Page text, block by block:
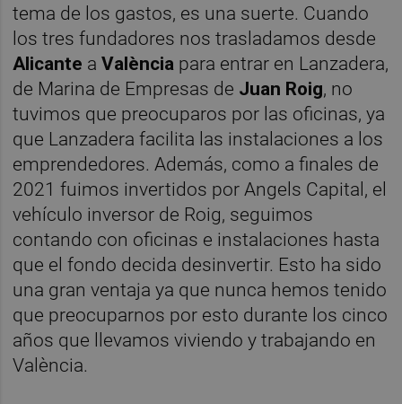
tema de los gastos, es una suerte. Cuando
los tres fundadores nos trasladamos desde
Alicante aValència para entrar en Lanzadera,
de Marina de Empresas de Juan Roig, no
tuvimos que preocuparos por las oficinas, ya
que Lanzadera facilita las instalaciones a los
emprendedores. Además, como a finales de
2021 fuimos invertidos por Angels Capital, el
vehículo inversor de Roig, seguimos
contando con oficinas e instalaciones hasta
que el fondo decida desinvertir. Esto ha sido
una gran ventaja ya que nunca hemos tenido
que preocuparnos por esto durante los cinco
años que llevamos viviendo y trabajando en
València.